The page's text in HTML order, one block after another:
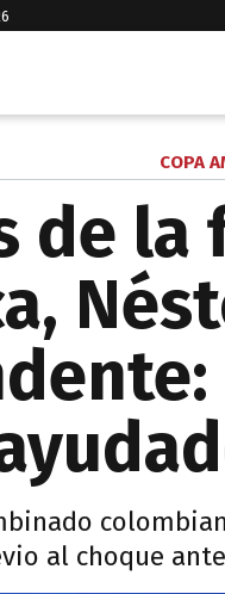
COPA
de la
al choque